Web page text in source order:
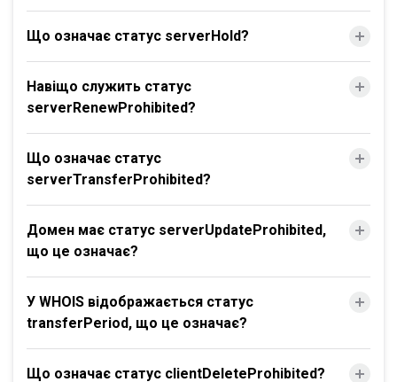
Що означає статус serverHold?
Навіщо служить статус
serverRenewProhibited?
Що означає статус
serverTransferProhibited?
Домен має статус serverUpdateProhibited,
що це означає?
У WHOIS відображається статус
transferPeriod, що це означає?
Що означає статус clientDeleteProhibited?